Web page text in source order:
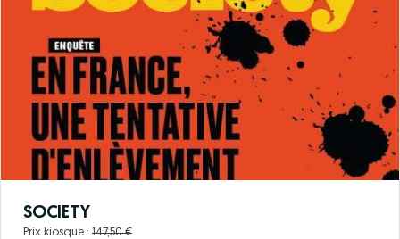
SOCIETY
Prix kiosque : 147,50 €